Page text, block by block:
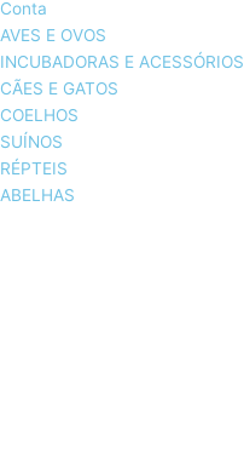
Conta
AVES E OVOS
INCUBADORAS E ACESSÓRIOS
CÃES E GATOS
COELHOS
SUÍNOS
RÉPTEIS
ABELHAS